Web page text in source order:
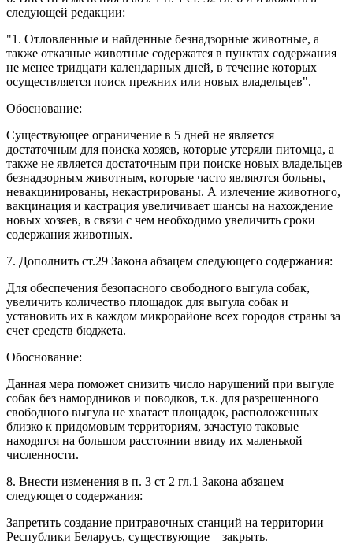
следующей редакции:
"1. Отловленные и найденные безнадзорные животные, а
также отказные животные содержатся в пунктах содержания
не менее тридцати календарных дней, в течение которых
осуществляется поиск прежних или новых владельцев".
Обоснование:
Существующее ограничение в 5 дней не является
достаточным для поиска хозяев, которые утеряли питомца, а
также не является достаточным при поиске новых владельцев
безнадзорным животным, которые часто являются больны,
невакцинированы, некастрированы. А излечение животного,
вакцинация и кастрация увеличивает шансы на нахождение
новых хозяев, в связи с чем необходимо увеличить сроки
содержания животных.
7. Дополнить ст.29 Закона абзацем следующего содержания:
Для обеспечения безопасного свободного выгула собак,
увеличить количество площадок для выгула собак и
установить их в каждом микрорайоне всех городов страны за
счет средств бюджета.
Обоснование:
Данная мера поможет снизить число нарушений при выгуле
собак без намордников и поводков, т.к. для разрешенного
свободного выгула не хватает площадок, расположенных
близко к придомовым территориям, зачастую таковые
находятся на большом расстоянии ввиду их маленькой
численности.
8. Внести изменения в п. 3 ст 2 гл.1 Закона абзацем
следующего содержания:
Запретить создание притравочных станций на территории
Республики Беларусь, существующие – закрыть.